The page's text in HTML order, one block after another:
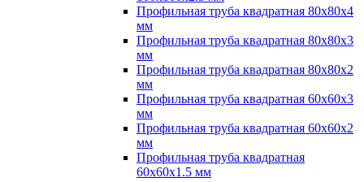
Профильная труба квадратная 80х80х4
мм
Профильная труба квадратная 80х80х3
мм
Профильная труба квадратная 80х80х2
мм
Профильная труба квадратная 60х60х3
мм
Профильная труба квадратная 60х60х2
мм
Профильная труба квадратная
60х60х1.5 мм